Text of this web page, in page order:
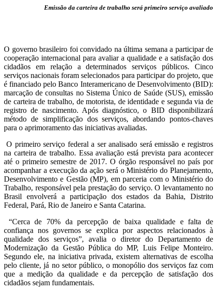
Emissão da carteira de trabalho será primeiro serviço avaliado
O governo brasileiro foi convidado na última semana a participar de
cooperação internacional para avaliar a qualidade e a satisfação dos
cidadãos em relação a determinados serviços públicos. Cinco
serviços nacionais foram selecionados para participar do projeto, que
é financiado pelo Banco Interamericano de Desenvolvimento (BID):
marcação de consultas no Sistema Único de Saúde (SUS), emissão
de carteira de trabalho, de motorista, de identidade e segunda via de
registro de nascimento. Após diagnóstico, o BID disponibilizará
método de simplificação dos serviços, abordando pontos-chaves
para o aprimoramento das iniciativas avaliadas.
O primeiro serviço federal a ser analisado será emissão e registros
na carteira de trabalho. Essa avaliação está prevista para acontecer
até o primeiro semestre de 2017. O órgão responsável no país por
acompanhar a execução da ação será o Ministério do Planejamento,
Desenvolvimento e Gestão (MP), em parceria com o Ministério do
Trabalho, responsável pela prestação do serviço. O levantamento no
Brasil envolverá a participação dos estados da Bahia, Distrito
Federal, Pará, Rio de Janeiro e Santa Catarina.
“Cerca de 70% da percepção de baixa qualidade e falta de
confiança nos governos se explica por aspectos relacionados à
qualidade dos serviços”, avalia o diretor do Departamento de
Modernização da Gestão Pública do MP, Luis Felipe Monteiro.
Segundo ele, na iniciativa privada, existem alternativas de escolha
pelo cliente, já no setor público, o monopólio dos serviços faz com
que a medição da qualidade e da percepção de satisfação dos
cidadãos sejam fundamentais.